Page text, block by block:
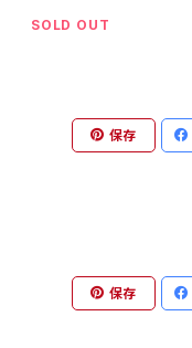
SOLD OUT
保存
保存